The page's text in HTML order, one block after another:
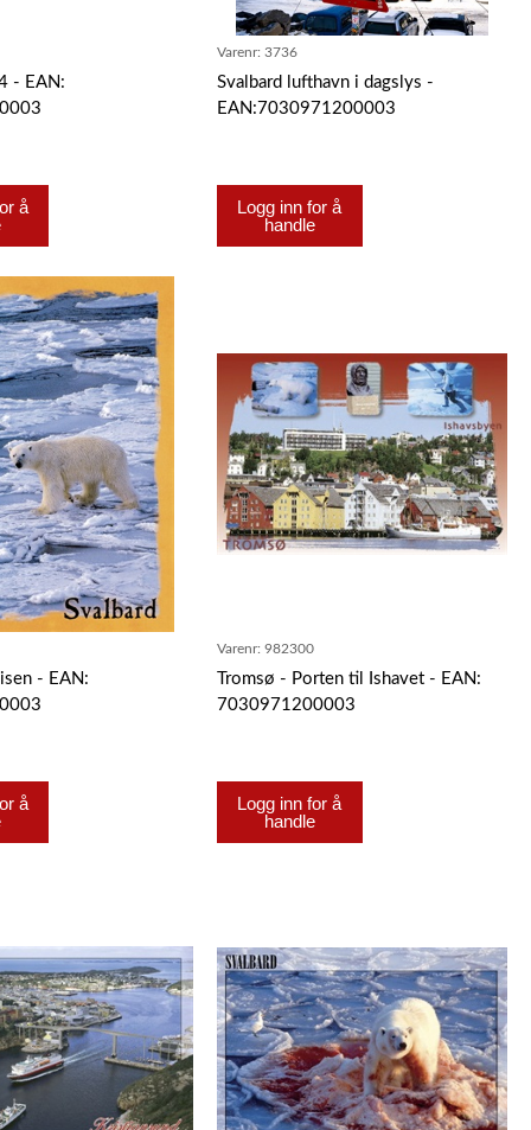
- EAN:
å
Varenr: 3736
Svalbard lufthavn i dagslys -
EAN:7030971200003
Logg inn for å
handle
- EAN:
å
Varenr: 982300
Tromsø - Porten til Ishavet - EAN:
7030971200003
Logg inn for å
handle